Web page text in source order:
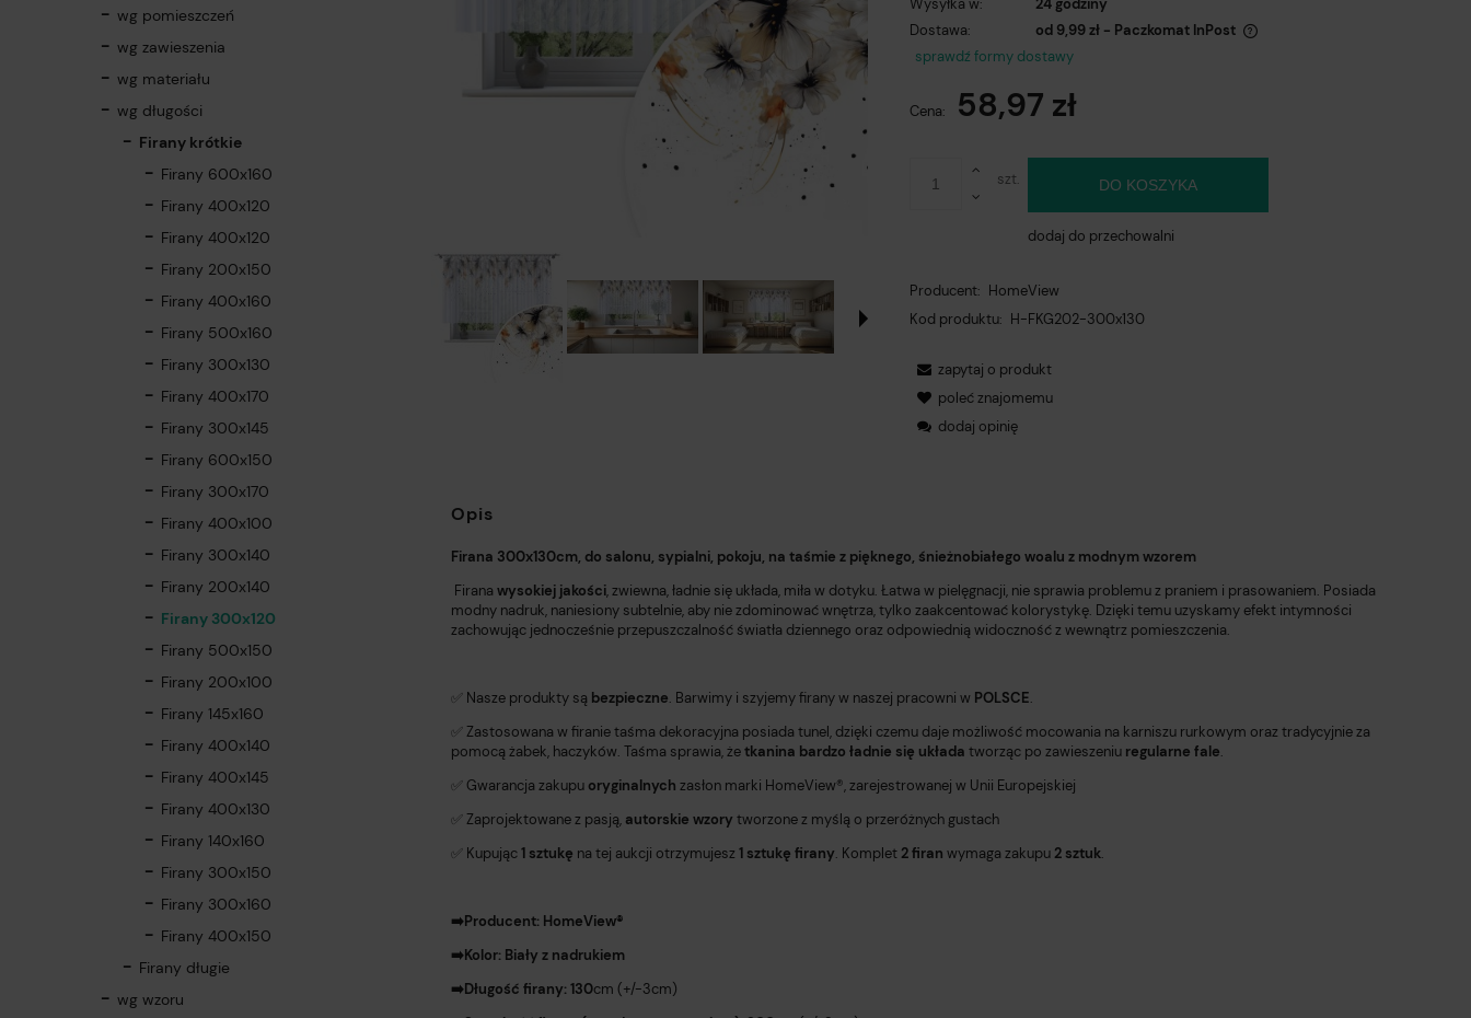
wg pomieszczeń
wg zawieszenia
wg materiału
wg długości
Firany krótkie
Firany 600x160
Firany 400x120
Firany 400x120
Firany 200x150
Firany 400x160
Firany 500x160
Firany 300x130
Firany 400x170
Firany 300x145
Firany 600x150
Firany 300x170
Firany 400x100
Firany 300x140
Firany 200x140
Firany 300x120
Firany 500x150
Firany 200x100
Firany 145x160
Firany 400x140
Firany 400x145
Firany 400x130
Firany 140x160
Firany 300x150
Firany 300x160
Firany 400x150
Firany długie
wg wzoru
Wysyłka w:
24 godziny
Dostawa:
od 9,99 zł - Paczkomat InPost
płatności
sprawdź formy dostawy
Cena: 58,97 zł
szt. DO KOSZYKA
dodaj do przechowalni
Producent: HomeView
Kod produktu: H-FKG202-300x130
zapytaj o produkt
poleć znajomemu
dodaj opinię
Opis
Firana 300x130cm, do salonu, sypialni, pokoju, na taśmie z pięknego, śnieżnobiałego woalu z modnym wzorem
Firana wysokiej jakości, zwiewna, ładnie się układa, miła w dotyku. Łatwa w pielęgnacji, nie sprawia problemu z praniem i prasowaniem. Posiada
modny nadruk, naniesiony subtelnie, aby nie zdominować wnętrza, tylko zaakcentować kolorystykę. Dzięki temu uzyskamy efekt intymności
zachowując jednocześnie przepuszczalność światła dziennego oraz odpowiednią widoczność z wewnątrz pomieszczenia.
✅ Nasze produkty są bezpieczne. Barwimy i szyjemy firany w naszej pracowni w POLSCE.
✅ Zastosowana w firanie taśma dekoracyjna posiada tunel, dzięki czemu daje możliwość mocowania na karniszu rurkowym oraz tradycyjnie za
pomocą żabek, haczyków. Taśma sprawia, żetkanina bardzo ładnie się układa tworząc po zawieszeniu regularne fale.
✅ Gwarancja zakupu oryginalnych zasłon marki HomeView®️, zarejestrowanej w Unii Europejskiej
✅ Zaprojektowane z pasją, autorskie wzory tworzone z myślą o przeróżnych gustach
✅ Kupując1 sztukę na tej aukcji otrzymujesz 1 sztukę firany. Komplet 2 firan wymaga zakupu 2 sztuk.
➡️Producent: HomeView®️
➡️Kolor: Biały z nadrukiem
➡️Długość firany: 130cm (+/-3cm)